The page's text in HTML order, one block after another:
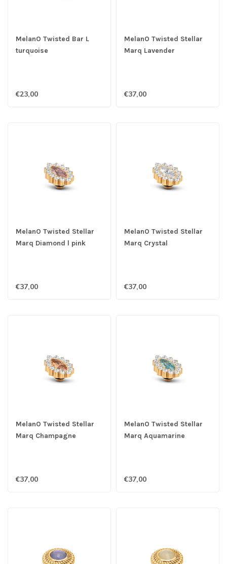
MelanO Twisted Bar L
turquoise
€23,00
MelanO Twisted Stellar
Marq Lavender
€37,00
MelanO Twisted Stellar
Marq Diamond l pink
€37,00
MelanO Twisted Stellar
Marq Crystal
€37,00
MelanO Twisted Stellar
Marq Champagne
€37,00
MelanO Twisted Stellar
Marq Aquamarine
€37,00